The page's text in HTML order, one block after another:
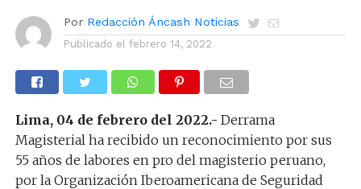
Por Redacción Áncash Noticias
Publicado el febrero 14, 2022
Lima, 04 de febrero del 2022.- Derrama
Magisterial ha recibido un reconocimiento por sus
55 años de labores en pro del magisterio peruano,
por la Organización Iberoamericana de Seguridad